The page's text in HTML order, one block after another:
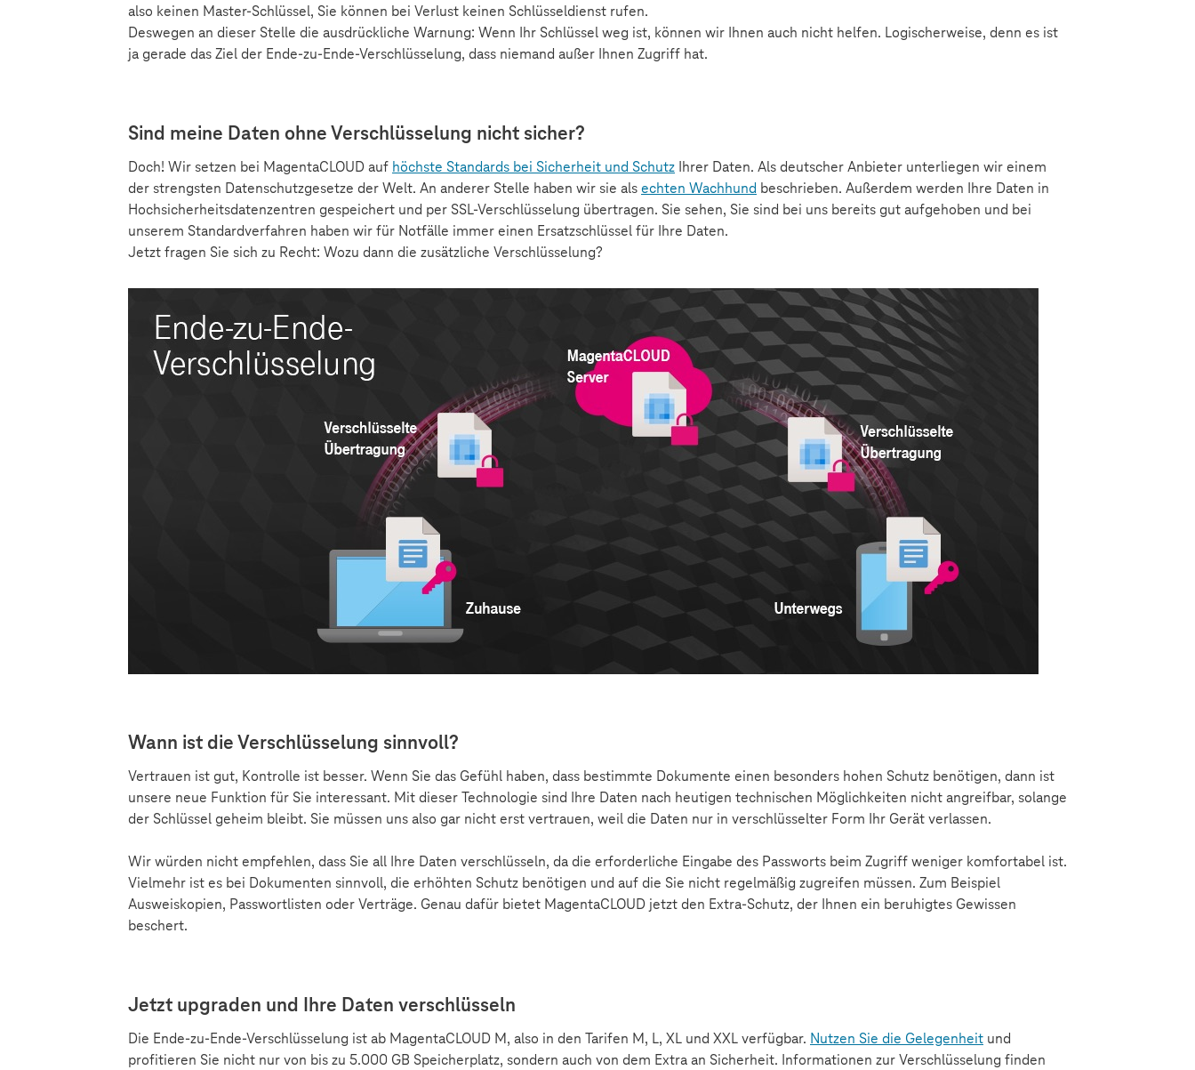
also keinen Master-Schlüssel, Sie können bei Verlust keinen Schlüsseldienst rufen.
Deswegen an dieser Stelle die ausdrückliche Warnung: Wenn Ihr Schlüssel weg ist, können wir Ihnen auch nicht helfen. Logischerweise, denn es ist
ja gerade das Ziel der Ende-zu-Ende-Verschlüsselung, dass niemand außer Ihnen Zugriff hat.
Sind meine Daten ohne Verschlüsselung nicht sicher?
Doch! Wir setzen bei MagentaCLOUD auf höchste Standards bei Sicherheit und Schutz Ihrer Daten. Als deutscher Anbieter unterliegen wir einem
der strengsten Datenschutzgesetze der Welt. An anderer Stelle haben wir sie alsechten Wachhund beschrieben. Außerdem werden Ihre Daten in
Hochsicherheitsdatenzentren gespeichert und per SSL-Verschlüsselung übertragen. Sie sehen, Sie sind bei uns bereits gut aufgehoben und bei
unserem Standardverfahren haben wir für Notfälle immer einen Ersatzschlüssel für Ihre Daten.
Jetzt fragen Sie sich zu Recht: Wozu dann die zusätzliche Verschlüsselung?
Wann ist die Verschlüsselung sinnvoll?
Vertrauen ist gut, Kontrolle ist besser. Wenn Sie das Gefühl haben, dass bestimmte Dokumente einen besonders hohen Schutz benötigen, dann ist
unsere neue Funktion für Sie interessant. Mit dieser Technologie sind Ihre Daten nach heutigen technischen Möglichkeiten nicht angreifbar, solange
der Schlüssel geheim bleibt. Sie müssen uns also gar nicht erst vertrauen, weil die Daten nur in verschlüsselter Form Ihr Gerät verlassen.
Wir würden nicht empfehlen, dass Sie all Ihre Daten verschlüsseln, da die erforderliche Eingabe des Passworts beim Zugriff weniger komfortabel ist.
Vielmehr ist es bei Dokumenten sinnvoll, die erhöhten Schutz benötigen und auf die Sie nicht regelmäßig zugreifen müssen. Zum Beispiel
Ausweiskopien, Passwortlisten oder Verträge. Genau dafür bietet MagentaCLOUD jetzt den Extra-Schutz, der Ihnen ein beruhigtes Gewissen
beschert.
Jetzt upgraden und Ihre Daten verschlüsseln
Die Ende-zu-Ende-Verschlüsselung ist ab MagentaCLOUD M, also in den Tarifen M, L, XL und XXL verfügbar. Nutzen Sie die Gelegenheit und
profitieren Sie nicht nur von bis zu 5.000 GB Speicherplatz, sondern auch von dem Extra an Sicherheit. Informationen zur Verschlüsselung finden